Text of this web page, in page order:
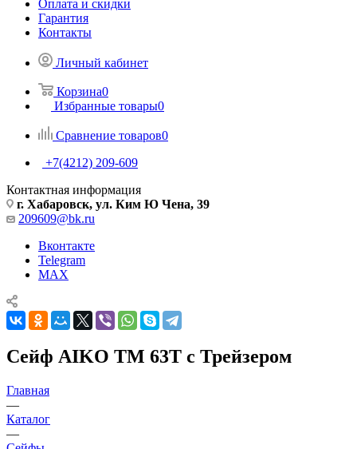
Оплата и скидки
Гарантия
Контакты
Личный кабинет
Корзина0
Избранные товары0
Сравнение товаров0
+7(4212) 209-609
Контактная информация
г. Хабаровск, ул. Ким Ю Чена, 39
209609@bk.ru
Вконтакте
Telegram
MAX
Сейф AIKO TM 63T с Трейзером
Главная
—
Каталог
—